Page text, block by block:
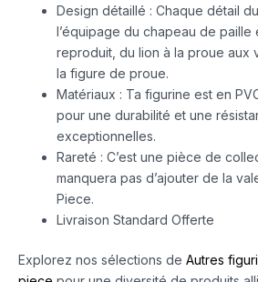
Design détaillé : Chaque détail
l’équipage du chapeau de paille
reproduit, du lion à la proue aux
la figure de proue.
Matériaux : Ta figurine est en
pour une durabilité et une
exceptionnelles.
Rareté : C’est une pièce de
manquera pas d’ajouter de la
Piece.
Livraison Standard Offerte
Explorez nos sélections de Autres